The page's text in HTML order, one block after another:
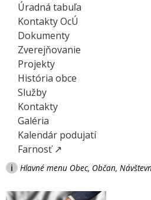
Úradná tabuľa
Kontakty OcÚ
Dokumenty
Zverejňovanie
Projekty
História obce
Služby
Kontakty
Galéria
Kalendár podujatí
Farnosť ↗
i Hlavné menu Obec, Občan,